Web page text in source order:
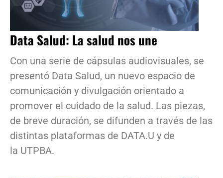
Data Salud: La salud nos une
Con una serie de cápsulas audiovisuales, se
presentó Data Salud, un nuevo espacio de
comunicación y divulgación orientado a
promover el cuidado de la salud. Las piezas,
de breve duración, se difunden a través de las
distintas plataformas de DATA.U y de
la UTPBA.